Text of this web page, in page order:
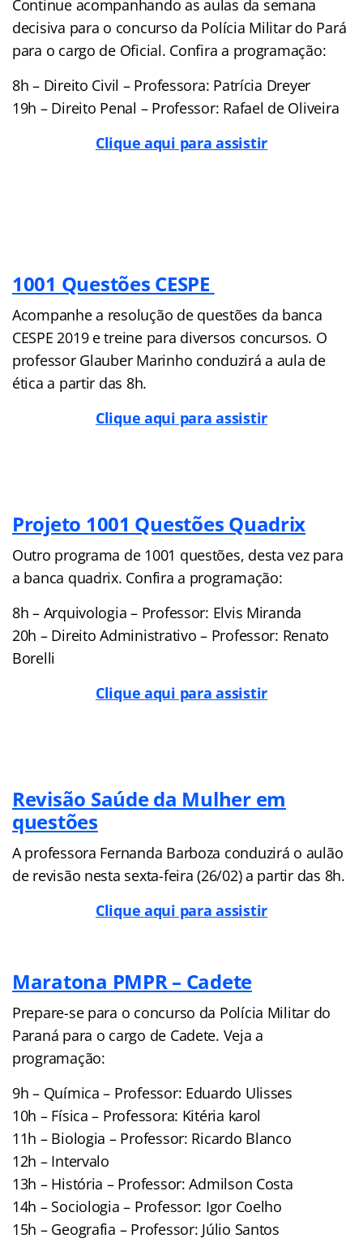
Continue acompanhando as aulas da semana
decisiva para o concurso da Polícia Militar do Pará
para o cargo de Oficial. Confira a programação:
8h – Direito Civil – Professora: Patrícia Dreyer
19h – Direito Penal – Professor: Rafael de Oliveira
Clique aqui para assistir
1001 Questões CESPE
Acompanhe a resolução de questões da banca
CESPE 2019 e treine para diversos concursos. O
professor Glauber Marinho conduzirá a aula de
ética a partir das 8h.
Clique aqui para assistir
Projeto 1001 Questões Quadrix
Outro programa de 1001 questões, desta vez para
a banca quadrix. Confira a programação:
8h – Arquivologia – Professor: Elvis Miranda
20h – Direito Administrativo – Professor: Renato
Borelli
Clique aqui para assistir
Revisão Saúde da Mulher em
questões
A professora Fernanda Barboza conduzirá o aulão
de revisão nesta sexta-feira (26/02) a partir das 8h.
Clique aqui para assistir
Maratona PMPR – Cadete
Prepare-se para o concurso da Polícia Militar do
Paraná para o cargo de Cadete. Veja a
programação:
9h – Química – Professor: Eduardo Ulisses
10h – Física – Professora: Kitéria karol
11h – Biologia – Professor: Ricardo Blanco
12h – Intervalo
13h – História – Professor: Admilson Costa
14h – Sociologia – Professor: Igor Coelho
15h – Geografia – Professor: Júlio Santos